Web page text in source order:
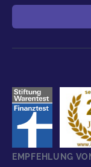
EMPFEHLUNG